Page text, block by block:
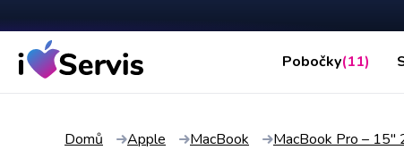
Pobočky(11)
Domů Apple MacBook MacBook Pro –